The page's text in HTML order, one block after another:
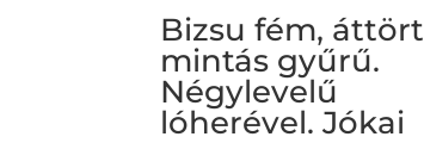
Bizsu fém, áttört
mintás gyűrű.
Négylevelű
lóherével. Jókai